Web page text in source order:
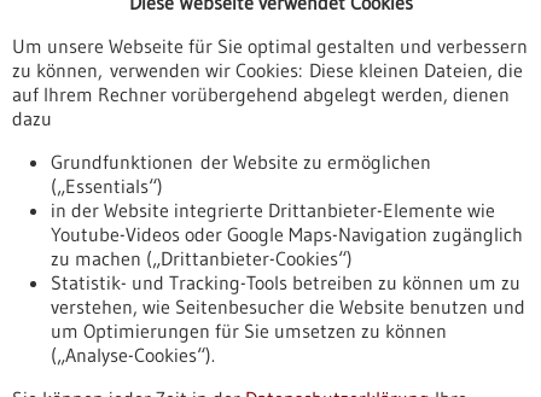
Veranstaltungen
Erscheinungsdatum
Nach oben
Um unsere Webseite für Sie optimal gestalten und verbessern
zu können, verwenden wir Cookies: Diese kleinen Dateien, die
auf Ihrem Rechner vorübergehend abgelegt werden, dienen
dazu
Grundfunktionen der Website zu ermöglichen
(„Essentials“)
in der Website integrierte Drittanbieter-Elemente wie
Youtube-Videos oder Google Maps-Navigation zugänglich
zu machen („Drittanbieter-Cookies“)
Statistik- und Tracking-Tools betreiben zu können um zu
verstehen, wie Seitenbesucher die Website benutzen und
um Optimierungen für Sie umsetzen zu können
(„Analyse-Cookies“).